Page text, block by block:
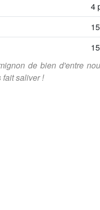
4
de bien d'entre
fait saliver !